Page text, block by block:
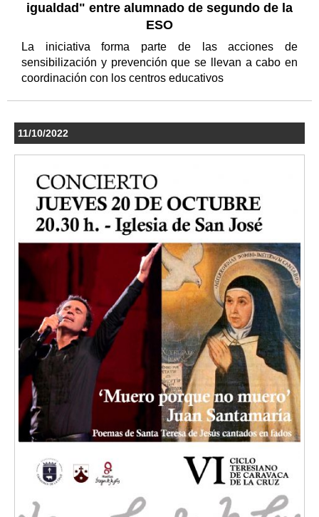
igualdad" entre alumnado de segundo de la
ESO
La iniciativa forma parte de las acciones de
sensibilización y prevención que se llevan a cabo en
coordinación con los centros educativos
11/10/2022